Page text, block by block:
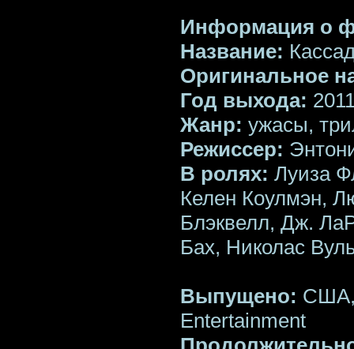
Информация о
Название:
Оригинальное
Год выхода:
Жанр: ужасы,
Режиссер:
В ролях: Луиза
Келен Коулмэн,
Блэквелл, Дж.
Бах, Николас
Выпущено: США,
Entertainment